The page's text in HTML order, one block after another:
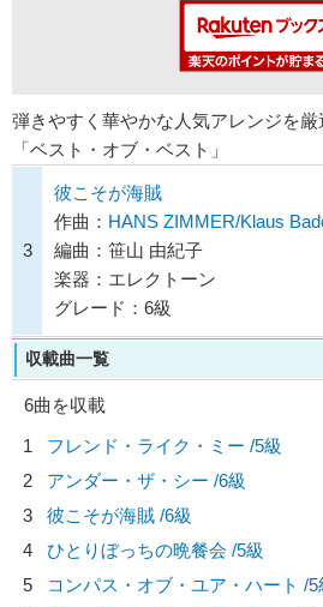
弾きやすく華やかな人気アレンジを
「ベスト・オブ・ベスト」
3
彼こそが海賊
作曲： HANS ZIMMER/Klaus
編曲：笹山 由紀子
楽器：エレクトーン
グレード：6級
収載曲一覧
6曲を収載
1
フレンド・ライク・ミー /5級
2
アンダー・ザ・シー /6級
3
彼こそが海賊 /6級
4
ひとりぼっちの晩餐会 /5級
5
コンパス・オブ・ユア・ハート /5